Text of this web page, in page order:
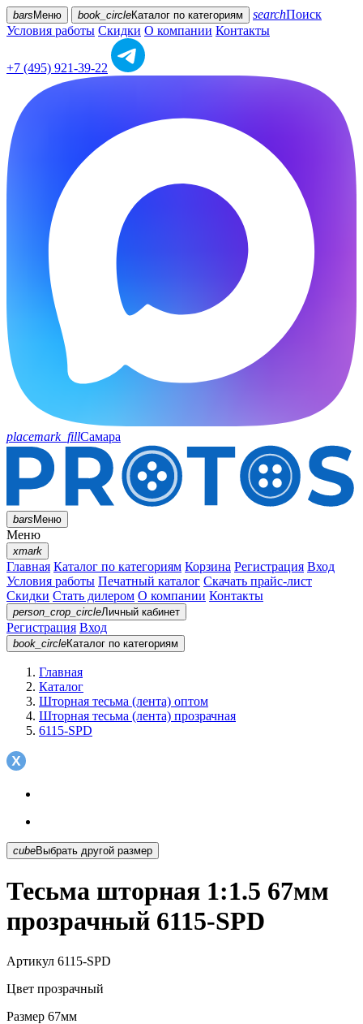
bars Меню book_circleКаталог по категориям searchПоиск
Условия работы Скидки О компании Контакты
+7 (495) 921-39-22
placemark_fillСамара
barsМеню
Меню
xmark
Главная Каталог по категориям Корзина Регистрация Вход
Условия работы Печатный каталог Скачать прайс-лист
Скидки Стать дилером О компании Контакты
person_crop_circleЛичный кабинет
Регистрация Вход
book_circleКаталог по категориям
Главная
Каталог
Шторная тесьма (лента) оптом
Шторная тесьма (лента) прозрачная
6115-SPD
cubeВыбрать другой размер
Тесьма шторная 1:1.5 67мм
прозрачный 6115-SPD
Артикул 6115-SPD
Цвет прозрачный
Размер 67мм